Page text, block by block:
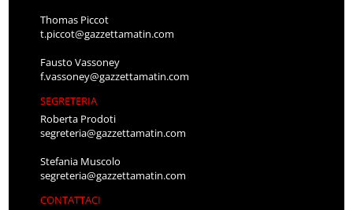
Thomas Piccot
t.piccot@gazzettamatin.com
Fausto Vassoney
f.vassoney@gazzettamatin.com
SEGRETERIA
Roberta Prodoti
segreteria@gazzettamatin.com
Stefania Muscolo
segreteria@gazzettamatin.com
CONTATTACI